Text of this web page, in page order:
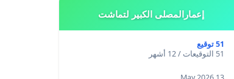
إعمارالمصلى الكبير لتماشت
51 توقيع
51 التوقيعات / 12 أشهر